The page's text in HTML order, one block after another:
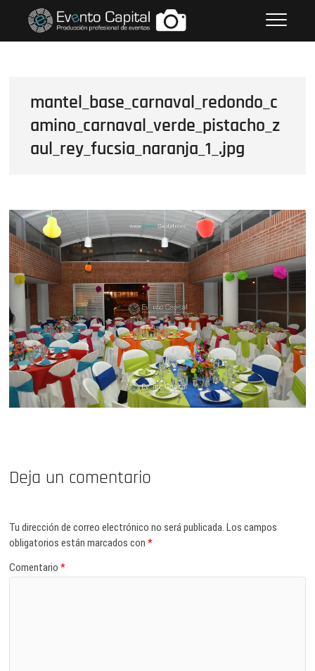
contenido
FOTOS GRUPO EMPRESARIAL
mantel_base_carnaval_redondo_c
amino_carnaval_verde_pistacho_z
aul_rey_fucsia_naranja_1_.jpg
Deja un comentario
Tu dirección de correo electrónico no será publicada. Los campos
obligatorios están marcados con*
Comentario*